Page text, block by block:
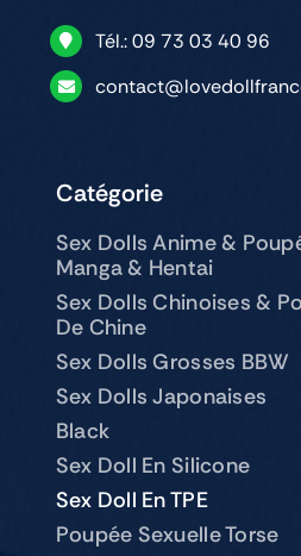
Tél.: 09 73 03 40 96
Catégorie
Sex Dolls Anime &
Manga & Hentai
Sex Dolls Chinoises &
De Chine
Sex Dolls Grosses BBW
Sex Dolls Japonaises
Black
Sex Doll En Silicone
Sex Doll En TPE
Poupée Sexuelle Torse